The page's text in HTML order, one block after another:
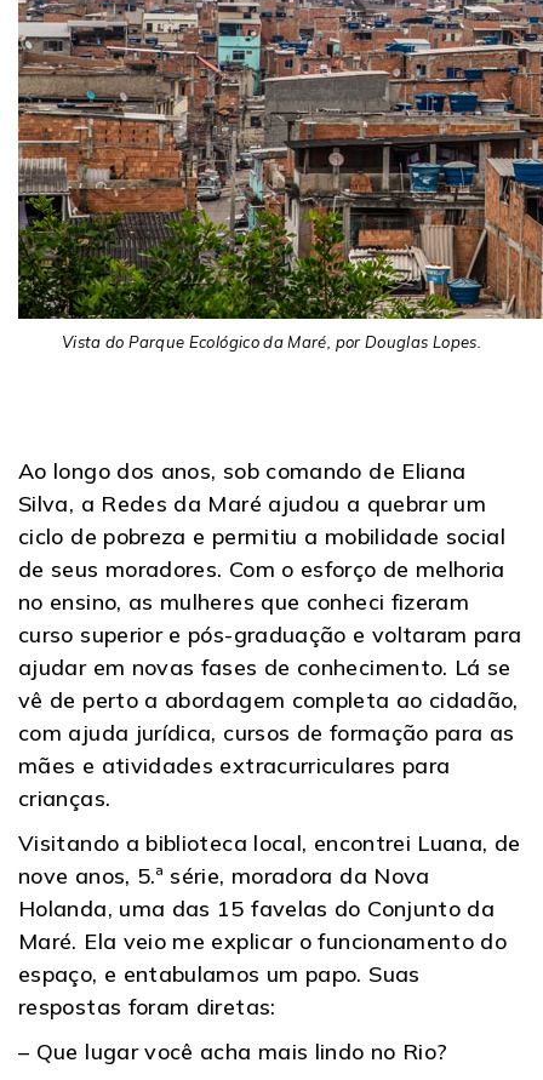
Vista do Parque Ecológico da Maré, por Douglas Lopes.
Ao longo dos anos, sob comando de Eliana
Silva, a Redes da Maré ajudou a quebrar um
ciclo de pobreza e permitiu a mobilidade social
de seus moradores. Com o esforço de melhoria
no ensino, as mulheres que conheci fizeram
curso superior e pós-graduação e voltaram para
ajudar em novas fases de conhecimento. Lá se
vê de perto a abordagem completa ao cidadão,
com ajuda jurídica, cursos de formação para as
mães e atividades extracurriculares para
crianças.
Visitando a biblioteca local, encontrei Luana, de
nove anos, 5.ª série, moradora da Nova
Holanda, uma das 15 favelas do Conjunto da
Maré. Ela veio me explicar o funcionamento do
espaço, e entabulamos um papo. Suas
respostas foram diretas:
– Que lugar você acha mais lindo no Rio?